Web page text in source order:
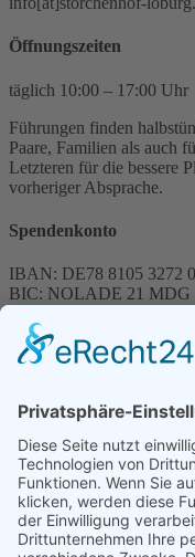
Öffnungszeiten
täglich 10:00 – 17:00 Uhr
Führungen finden
Paare, Familien als auch
Letzteren für die bessere
vorheriger Absprache.
Spendenkonto
IBAN: DE78 8105 3272
BIC: NOLADE 21 MDG
Spenden können
Förderung
© 1987 – 2025
Storchenhof Loburg e.V.
Alle Rechte vorbehalten.